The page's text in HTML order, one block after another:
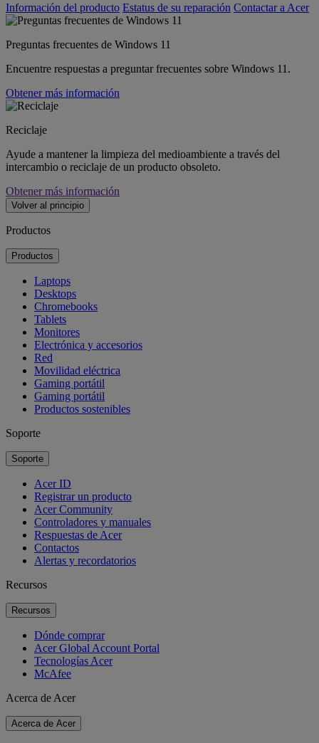
Información del producto Estatus de su reparación Contactar a Acer
Preguntas frecuentes de Windows 11
Encuentre respuestas a preguntar frecuentes sobre Windows 11.
Obtener más información
Reciclaje
Ayude a mantener la limpieza del medioambiente a través del
intercambio o reciclaje de un producto obsoleto.
Obtener más información
Volver al principio
Productos
Productos
Laptops
Desktops
Chromebooks
Tablets
Monitores
Electrónica y accesorios
Red
Movilidad eléctrica
Gaming portátil
Gaming portátil
Productos sostenibles
Soporte
Soporte
Acer ID
Registrar un producto
Acer Community
Controladores y manuales
Respuestas de Acer
Contactos
Alertas y recordatorios
Recursos
Recursos
Dónde comprar
Acer Global Account Portal
Tecnologías Acer
McAfee
Acerca de Acer
Acerca de Acer